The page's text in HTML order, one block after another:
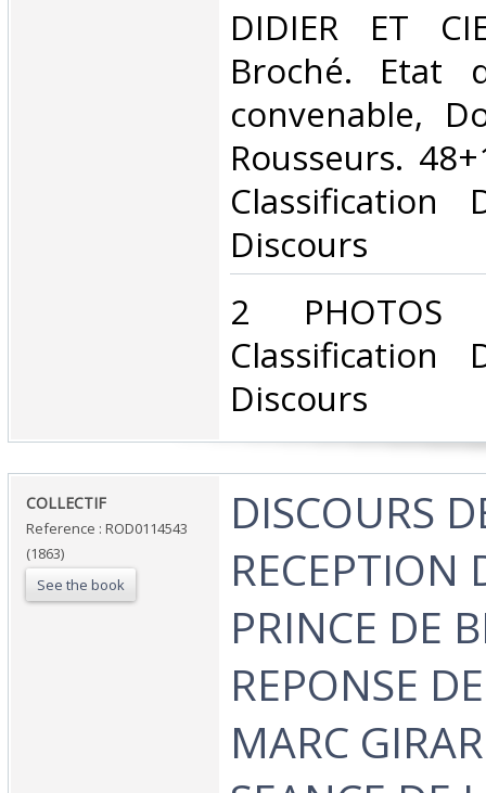
‎DIDIER ET
Broché. Etat
convenable,
Rousseurs.
Classification
Discours‎
‎2 PHOTOS
Classification
Discours‎
‎COLLECTIF‎
Reference : ROD0114543
(1863)
See the book
‎DISCOURS
RECEPTION
PRINCE DE
REPONSE
MARC